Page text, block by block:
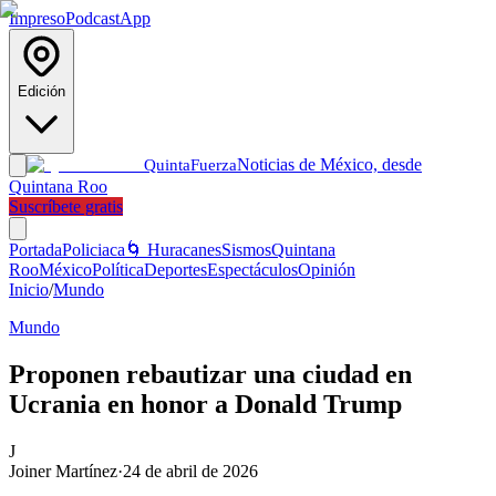
ImpresoPodcastApp
Edición
QuintaFuerzaNoticias de México, desde
Quintana Roo
Suscríbete gratis
PortadaPoliciaca 🌀 HuracanesSismosQuintana
RooMéxicoPolíticaDeportesEspectáculosOpinión
Inicio/Mundo
Mundo
Proponen rebautizar una ciudad en
Ucrania en honor a Donald Trump
J
Joiner Martínez·24 de abril de 2026